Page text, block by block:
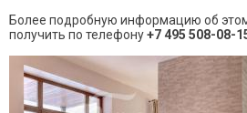
Более подробную информацию об
получить по телефону+7 495 508-08-